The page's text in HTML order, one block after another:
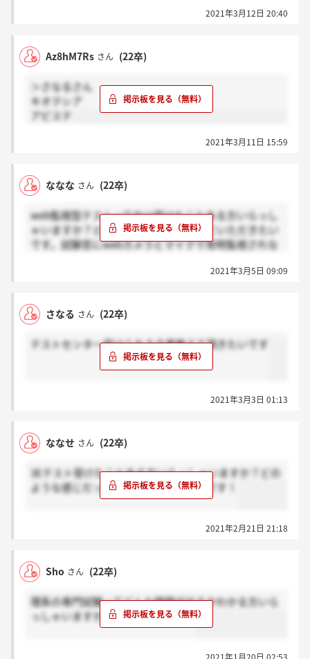
2021年3月12日 20:40
Az8hM7Rs さん (22卒)
＞さなるさん
キオクシア
アピステ
2021年3月11日 15:59
ななな さん (22卒)
web監視型テストってやつ受けたことある方いらっし
ゃいますか？どんな感じだったか教えていただきたい
です。試験官にwebカメラとマイクで常時監視されな
不可だそうで全く解ける自信がないです…2021年3月5日 09:09
さなる さん (22卒)
テストセンター受けられる企業教えて頂きたいです
2021年3月3日 01:13
ななせ さん (22卒)
3Eテスト受けたことある方いらっしゃいますか？どの
ような感じだったか、教えて頂きたいです！
2021年2月21日 21:18
Sho さん (22卒)
理系の専門試験ってどんな問題が出るかわかる方いら
っしゃいますか？因みに電気系です